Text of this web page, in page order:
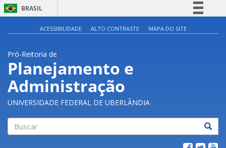
BRASIL
Acesso à informação
ACESSIBILIDADE ALTO CONTRASTE MAPA DO SITE
Pró-Reitoria de
Planejamento e
Administração
UNIVERSIDADE FEDERAL DE UBERLÂNDIA